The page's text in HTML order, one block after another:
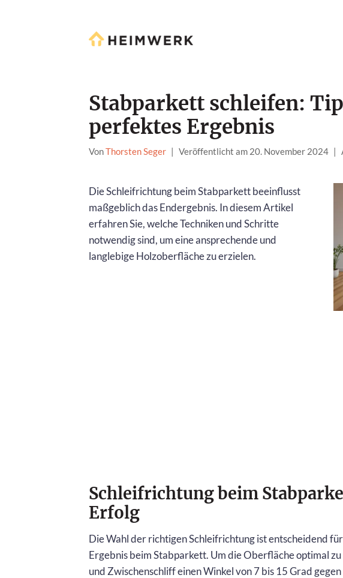
Stabparkett schleifen:
perfektes Ergebnis
VonThorsten Seger | Veröffentlicht am 20. November 2024 |
Die Schleifrichtung beim Stabparkett beeinflusst
maßgeblich das Endergebnis. In diesem Artikel
erfahren Sie, welche Techniken und Schritte
notwendig sind, um eine ansprechende und
langlebige Holzoberfläche zu erzielen.
Schleifrichtung beim
Erfolg
Die Wahl der richtigen Schleifrichtung ist entscheidend
Ergebnis beim Stabparkett. Um die Oberfläche optimal
und Zwischenschliff einen Winkel von 7 bis 15 Grad